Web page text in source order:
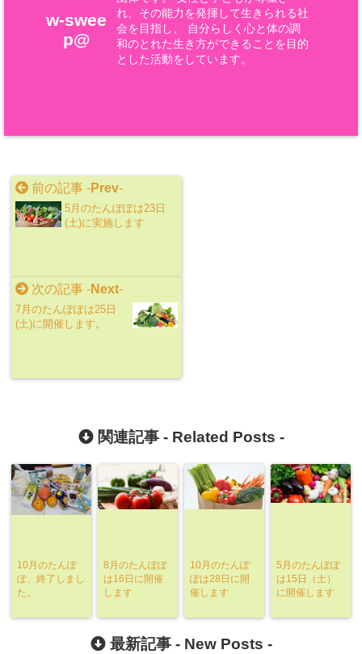
w-swee
p@
れ、その能力を発揮して生きられる社
会を目指し、 自分らしく心と体の調
和のとれた生き方ができることを目的
とした活動をしています。
前の記事 -Prev-
5月のたんぽぽは23日
(土)に実施します
次の記事 -Next-
7月のたんぽぽは25日
(土)に開催します。
関連記事 - Related Posts -
10月のたんぽ
ぽ、終了しまし
た。
8月のたんぽぽ
は16日に開催
します
10月のたんぽ
ぽは28日に開
催します
5月のたんぽぽ
は15日（土）
に開催します
最新記事 - New Posts -